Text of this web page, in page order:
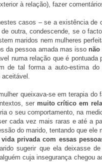
à relação), fazer
casos – se a existência
outra, condescende, se o
maridos nem mulheres
da pessoa amada mas isso
numa relação que é
de tal forma a auto-estima
aceitável.
queixava-se em terapia
ser muito crítico em
o seu comportamento, na
cada vez mais raras e até a
do marido, tentando que
privada com essas
sugerir que ela deixasse
cuja insegurança chegou